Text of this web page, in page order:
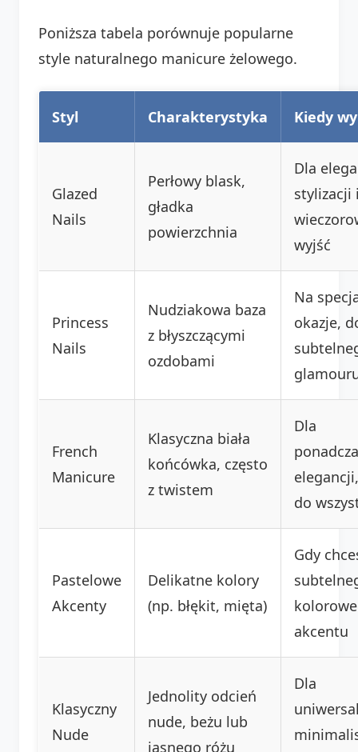
Poniższa tabela porównuje popularne
style naturalnego manicure żelowego.
Styl Charakterystyka Kiedy
Glazed
Nails
Perłowy blask,
gładka
powierzchnia
Dla
stylizacji
wyjść
Princess
Nails
Nudziakowa baza
z błyszczącymi
ozdobami
Na
okazje,
French
Manicure
Klasyczna biała
końcówka, często
z twistem
Dla
do
Pastelowe
Akcenty
Delikatne kolory
(np. błękit, mięta)
Gdy
akcentu
Klasyczny
Nude
Jednolity odcień
nude, beżu lub
jasnego różu
Dla